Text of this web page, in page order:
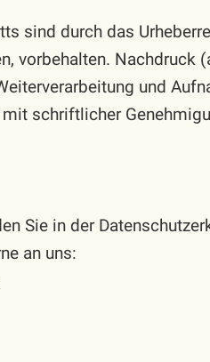
sind durch das
vorbehalten. Nachdruck
und
schriftlicher
Sie in der
an uns: